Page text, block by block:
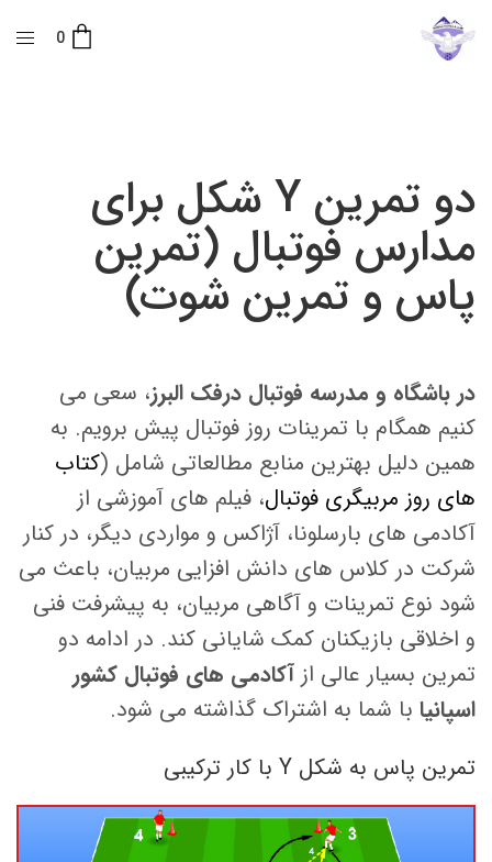
0
دو تمرین Y شکل برای
مدارس فوتبال (تمرین
پاس و تمرین شوت)
در باشگاه و مدرسه فوتبال درفک البرز، سعی می
کنیم همگام با تمرینات روز فوتبال پیش برویم. به
همین دلیل بهترین منابع مطالعاتی شامل (کتاب
های روز مربیگری فوتبال، فیلم های آموزشی از
آکادمی های بارسلونا، آژاکس و مواردی دیگر، در کنار
شرکت در کلاس های دانش افزایی مربیان، باعث می
شود نوع تمرینات و آگاهی مربیان، به پیشرفت فنی
و اخلاقی بازیکنان کمک شایانی کند. در ادامه دو
تمرین بسیار عالی ازآکادمی های فوتبال کشور
اسپانیا با شما به اشتراک گذاشته می شود.
تمرین پاس به شکل Y با کار ترکیبی